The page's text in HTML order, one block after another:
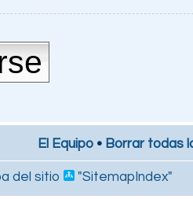
El Equipo • Borrar todas
del sitio "SitemapIndex"